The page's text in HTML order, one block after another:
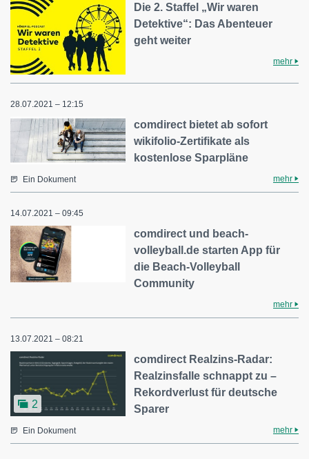
Die 2. Staffel „Wir waren
Detektive“: Das Abenteuer
geht weiter
mehr
28.07.2021 – 12:15
comdirect bietet ab sofort
wikifolio-Zertifikate als
kostenlose Sparpläne
Ein Dokument mehr
14.07.2021 – 09:45
comdirect und beach-
volleyball.de starten App für
die Beach-Volleyball
Community
mehr
13.07.2021 – 08:21
2
comdirect Realzins-Radar:
Realzinsfalle schnappt zu –
Rekordverlust für deutsche
Sparer
Ein Dokument mehr